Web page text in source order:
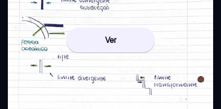
Ver